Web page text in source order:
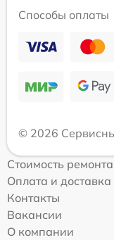
Способы оплаты
© 2026
Стоимость ремонта
Оплата и доставка
Контакты
Вакансии
О компании